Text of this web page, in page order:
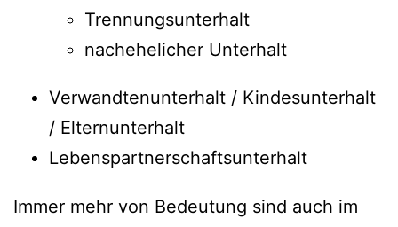
Trennungsunterhalt
nachehelicher Unterhalt
Verwandtenunterhalt / Kindesunterhalt
/ Elternunterhalt
Lebenspartnerschaftsunterhalt
Immer mehr von Bedeutung sind auch im